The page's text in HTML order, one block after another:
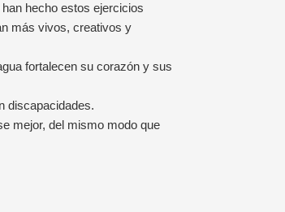
hecho estos ejercicios
más vivos, creativos y
fortalecen su corazón y sus
discapacidades.
mejor, del mismo modo que